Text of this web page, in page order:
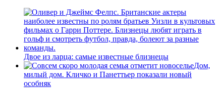
Двое из ларца: самые известные близнецы
Дом,
милый дом. Кличко и Панеттьер показали новый
особняк